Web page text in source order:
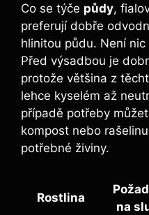
Co ​se týče půdy,​
preferují dobře
hlinitou půdu. Není
Před ⁢výsadbou je
protože většina z
lehce kyselém až
případě potřeby
kompost nebo
potřebné živiny.
Rostlina
na